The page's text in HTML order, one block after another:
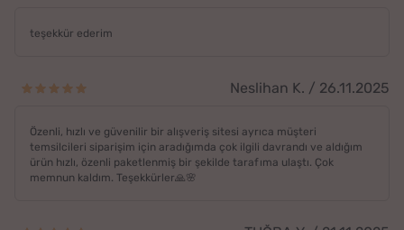
teşekkür ederim
Neslihan K. / 26.11.2025
Özenli, hızlı ve güvenilir bir alışveriş sitesi ayrıca müşteri
temsilcileri siparişim için aradığımda çok ilgili davrandı ve aldığım
ürün hızlı, özenli paketlenmiş bir şekilde tarafıma ulaştı. Çok
memnun kaldım. Teşekkürler🙏🌸